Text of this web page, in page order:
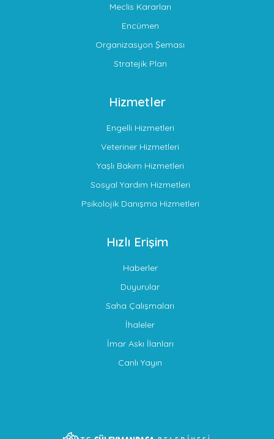
Meclis Kararları
Encümen
Organizasyon Şeması
Stratejik Plan
Hizmetler
Engelli Hizmetleri
Veteriner Hizmetleri
Yaşlı Bakım Hizmetleri
Sosyal Yardım Hizmetleri
Psikolojik Danışma Hizmetleri
Hızlı Erişim
Haberler
Duyurular
Saha Çalışmaları
İhaleler
İmar Askı İlanları
Canlı Yayın